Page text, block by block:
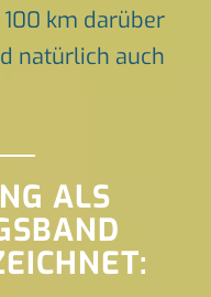
km darüber
natürlich auch
ALS